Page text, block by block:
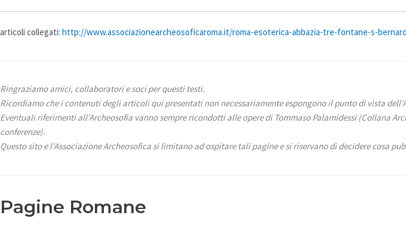
articoli collegati: http://www.associazionearcheosoficaroma.it/roma-esoterica-abbazia-tre-fontane-s-
Ringraziamo amici, collaboratori e soci per questi testi.
Ricordiamo che i contenuti degli articoli qui presentati non necessariamente espongono il punto di vista
Eventuali riferimenti all’Archeosofia vanno sempre ricondotti alle opere di Tommaso Palamidessi (Collana
conferenze).
Questo sito e l’Associazione Archeosofica si limitano ad ospitare tali pagine e si riservano di decidere cosa
Pagine Romane